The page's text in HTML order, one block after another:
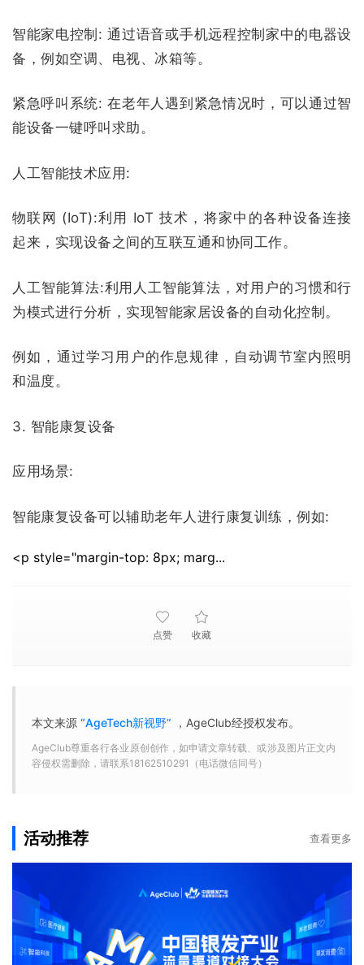
智能家电控制:通过语音或手机远程控制家中的电器设
备，例如空调、电视、冰箱等。
紧急呼叫系统:在老年人遇到紧急情况时，可以通过智
能设备一键呼叫求助。
人工智能技术应用:
物联网 (IoT):利用 IoT 技术，将家中的各种设备连接
起来，实现设备之间的互联互通和协同工作。
人工智能算法:利用人工智能算法，对用户的习惯和行
为模式进行分析，实现智能家居设备的自动化控制。
例如，通过学习用户的作息规律，自动调节室内照明
和温度。
3. 智能康复设备
应用场景:
智能康复设备可以辅助老年人进行康复训练，例如:
<p style="margin-top: 8px; marg...
点赞 收藏
本文来源 “AgeTech新视野” ，AgeClub经授权发布。
AgeClub尊重各行各业原创创作，如申请文章转载、或涉及图片正文内
容侵权需删除，请联系18162510291（电话微信同号）
活动推荐 查看更多